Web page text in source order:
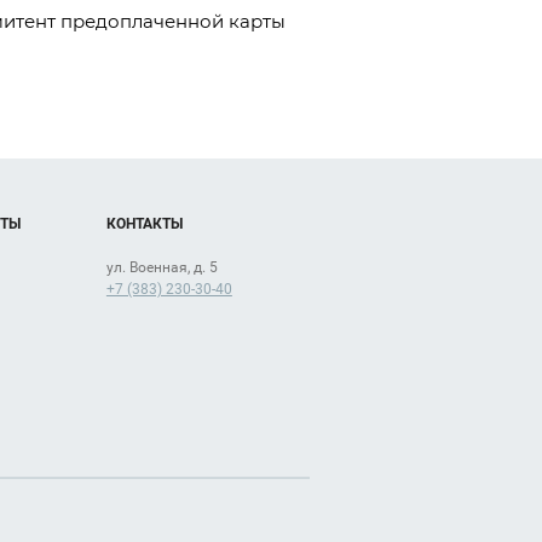
предоплаченной карты
КОНТАКТЫ
ул. Военная, д. 5
+7 (383) 230-30-40